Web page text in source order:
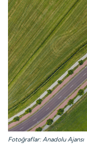
Fotoğraflar: Anadolu Ajansı